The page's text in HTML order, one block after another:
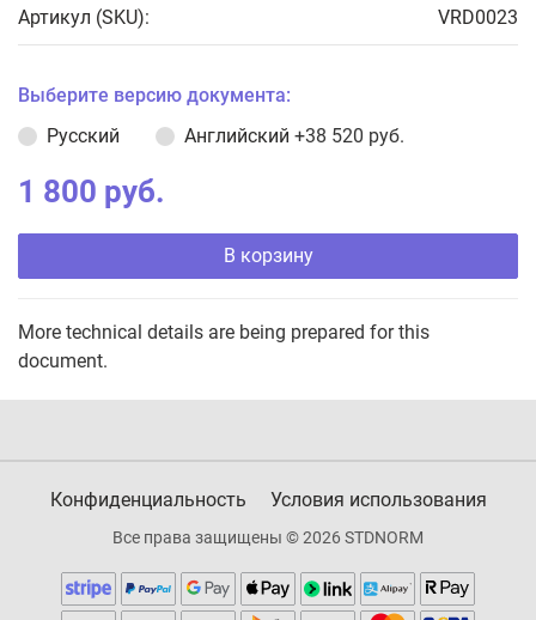
Артикул (SKU): VRD0023
Выберите версию документа:
Русский
Английский +38 520 руб.
1 800 руб.
В корзину
More technical details are being prepared for this
document.
Конфиденциальность Условия использования
Все права защищены © 2026 STDNORM